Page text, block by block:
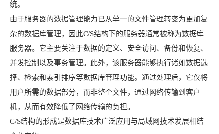
统。
由于服务器的数据管理能力已从单一的文件管理转变为更加复
杂的数据库管理，因此C/S结构下的服务器通常被称为数据库
服务器。它主要关注于数据的定义、安全访问、备份和恢复、
并发控制以及事务管理。此外，该服务器能够执行诸如数据选
择、检索和索引排序等数据库管理功能。通过处理后，它仅将
用户所需的数据部分，而非整个文件，通过网络传输到客户
机，从而有效降低了网络传输的负担。
C/S结构的形成是数据库技术广泛应用与局域网技术发展相结